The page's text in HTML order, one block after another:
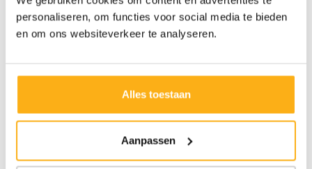
personaliseren, om functies voor social media te bieden
en om ons websiteverkeer te analyseren.
Alles toestaan
Aanpassen
verbergen
Als je het esthetische aspect van je wasplaats of berging niet uit het
Onze interieurarchitecten hebben voor jou een ingenieus systeem
bedacht zodat je de verschillende zichtbare leidingen en meters kunt